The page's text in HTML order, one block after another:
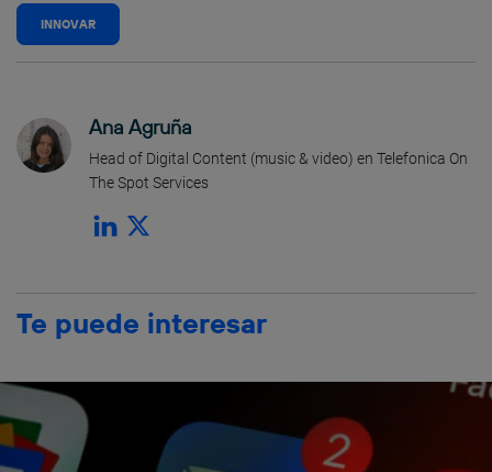
INNOVAR
Ana Agruña
Head of Digital Content (music & video) en Telefonica On
The Spot Services
Te puede interesar